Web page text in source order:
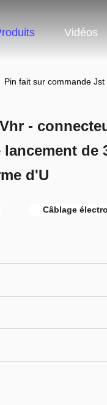
Vidéos
Pin fait sur commande
-
de
d'U
Câblage